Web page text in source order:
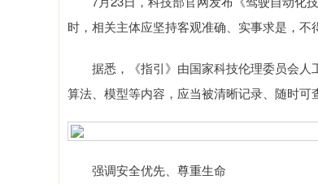
时，相关主体应坚持客观准确、实事求是，不
据悉，《指引》由国家科技伦理委员会人
算法、模型等内容，应当被清晰记录、随时可
强调安全优先、尊重生命